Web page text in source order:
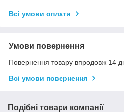
Всі умови оплати
Умови повернення
Повернення товару впродовж 14
Всі умови повернення
Подібні товари компанії